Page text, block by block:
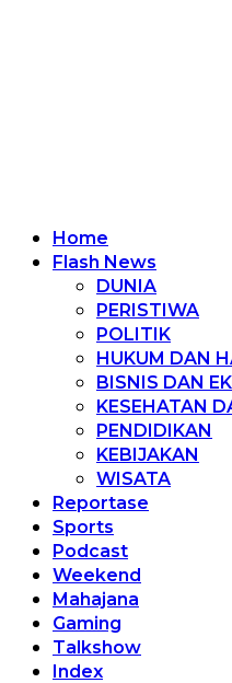
Home
Flash News
DUNIA
PERISTIWA
POLITIK
HUKUM DAN
BISNIS DAN
KESEHATAN
PENDIDIKAN
KEBIJAKAN
WISATA
Reportase
Sports
Podcast
Weekend
Mahajana
Gaming
Talkshow
Index